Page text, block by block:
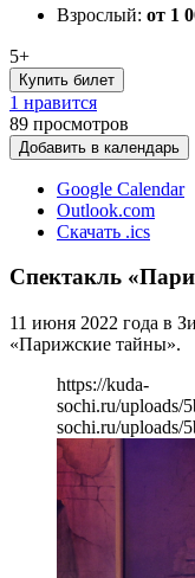
Взрослый: от 1
5+
Купить билет
1 нравится
89 просмотров
Добавить в календарь
Google Calendar
Outlook.com
Скачать .ics
Спектакль
11 июня 2022 года в
«Парижские тайны».
https://kuda-
sochi.ru/uploads/
sochi.ru/uploads/